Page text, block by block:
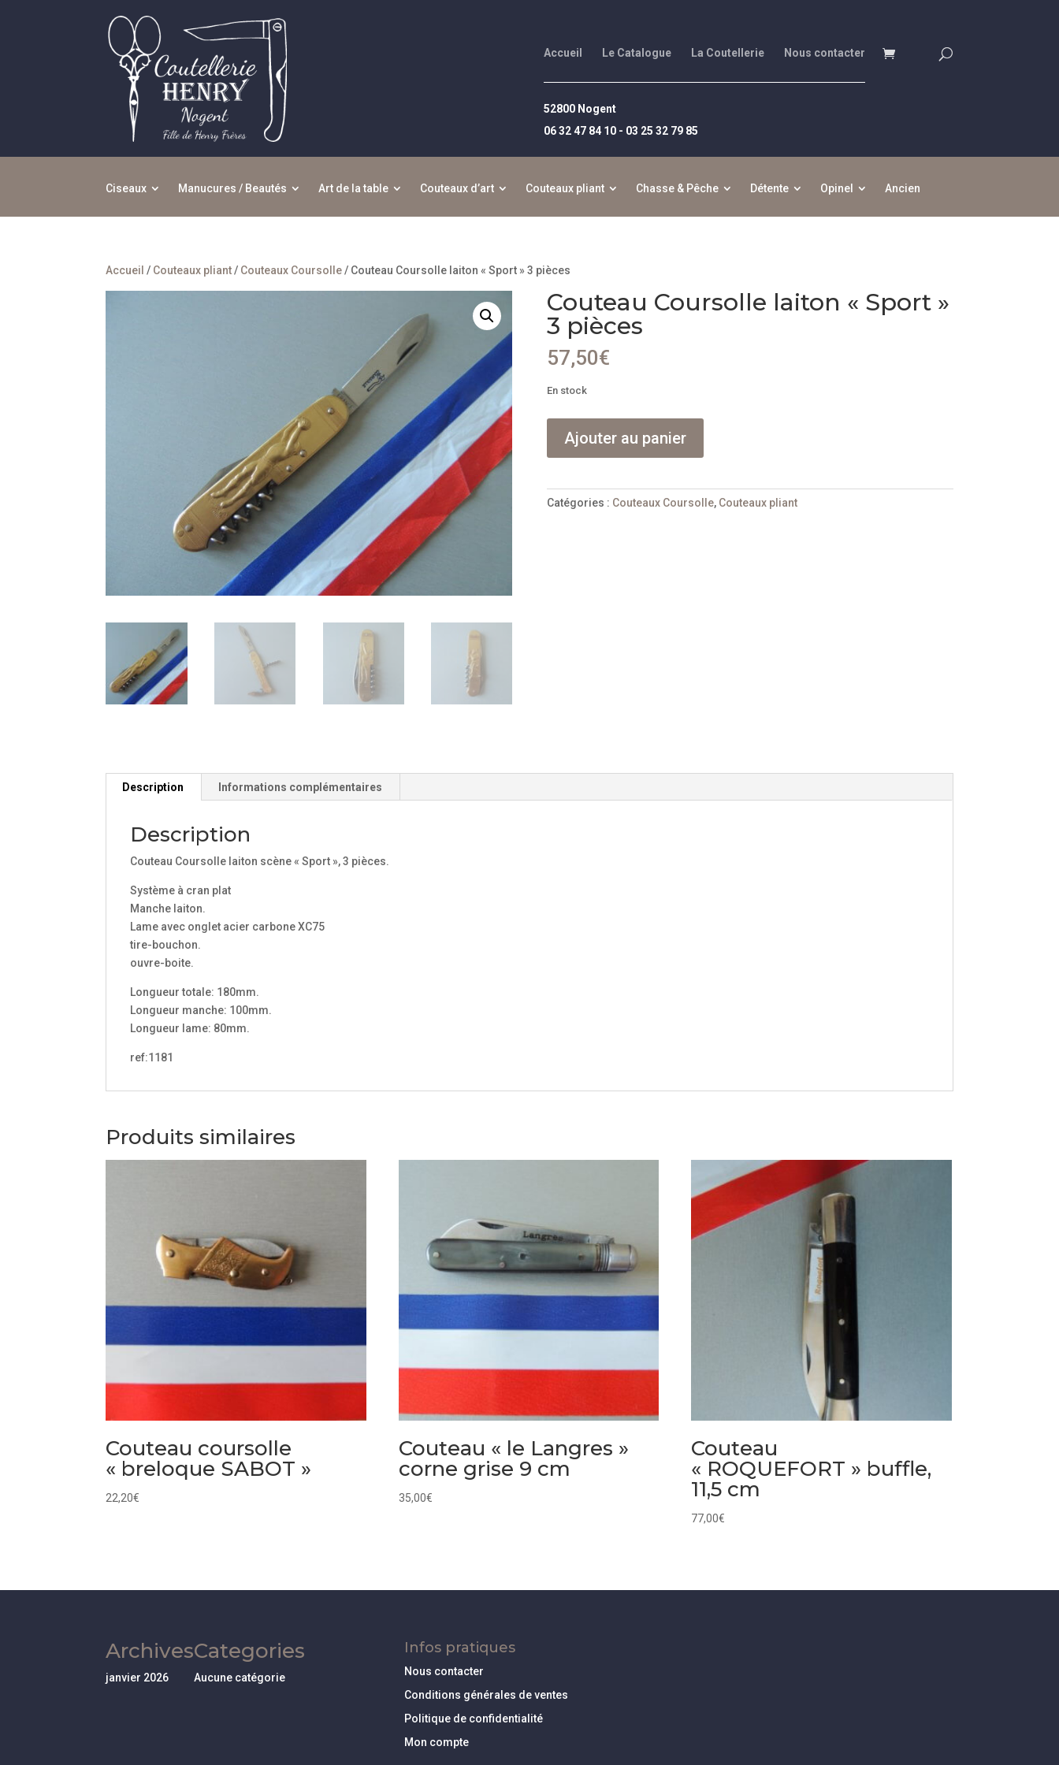
Accueil Le Catalogue La Coutellerie Nous contacter
52800 Nogent
06 32 47 84 10 - 03 25 32 79 85
Ciseaux Manucures / Beautés Art de la table Couteaux d’art Couteaux pliant Chasse & Pêche Détente Opinel Ancien
Accueil / Couteaux pliant/ Couteaux Coursolle/ Couteau Coursolle laiton « Sport » 3 pièces
Couteau Coursolle laiton « Sport »
3 pièces
57,50€
En stock
laiton
Ajouter au panier
Catégories : Couteaux Coursolle, Couteaux pliant
Description Informations complémentaires
Description
Couteau Coursolle laiton scène « Sport », 3 pièces.
Système à cran plat
Manche laiton.
Lame avec onglet acier carbone XC75
tire-bouchon.
ouvre-boite.
Longueur totale: 180mm.
Longueur manche: 100mm.
Longueur lame: 80mm.
ref:1181
Produits similaires
Couteau coursolle
« breloque SABOT »
22,20€
Couteau « le Langres »
corne grise 9 cm
35,00€
Couteau
« ROQUEFORT » buffle,
11,5 cm
77,00€
Archives
janvier 2026
Categories
Aucune catégorie
Infos pratiques
Nous contacter
Conditions générales de ventes
Politique de confidentialité
Mon compte